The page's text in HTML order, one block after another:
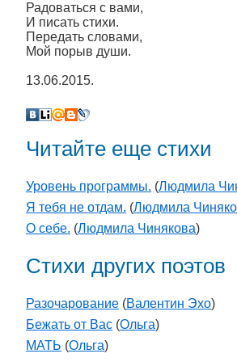
Радоваться с вами,
И писать стихи.
Передать словами,
Мой порыв души.
13.06.2015.
Читайте еще стихи
Уровень программы. (Людмила
Я тебя не отдам. (Людмила
О себе. (Людмила Чинякова)
Стихи других поэтов
Разочарование (Валентин Эхо)
Бежать от Вас (Ольга)
МАТЬ (Ольга)